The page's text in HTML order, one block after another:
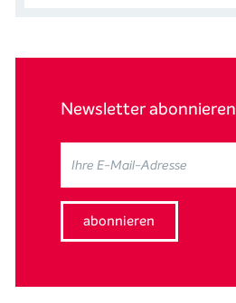
Newsletter abonnieren